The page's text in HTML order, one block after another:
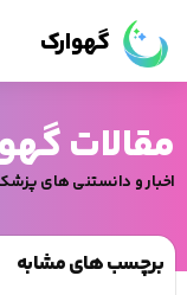
گهوارک
مقالات
اخبار و دانستنی های
برچسب های مشابه